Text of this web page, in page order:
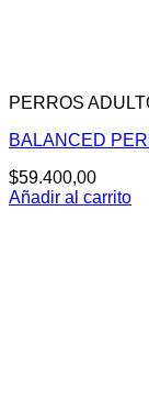
PERROS
BALANCED
$59.400,00
Añadir al carrito